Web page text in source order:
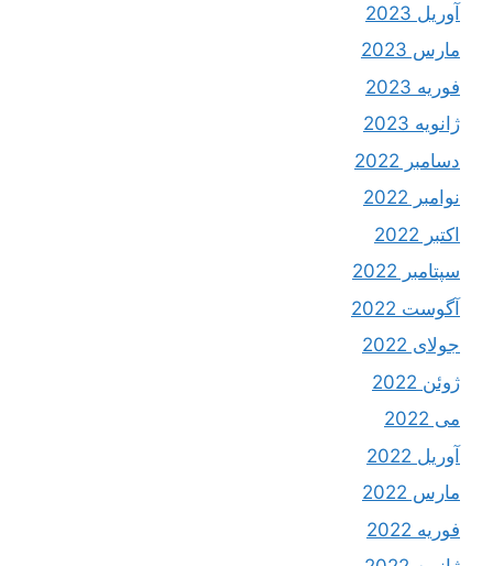
آوریل 2023
مارس 2023
فوریه 2023
ژانویه 2023
دسامبر 2022
نوامبر 2022
اکتبر 2022
سپتامبر 2022
آگوست 2022
جولای 2022
ژوئن 2022
می 2022
آوریل 2022
مارس 2022
فوریه 2022